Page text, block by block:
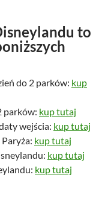
i
:
,
0
z
ł
.
to
do 2 parków: kup
parków: kup tutaj
wejścia: kup tutaj
kup tutaj
kup tutaj
kup tutaj